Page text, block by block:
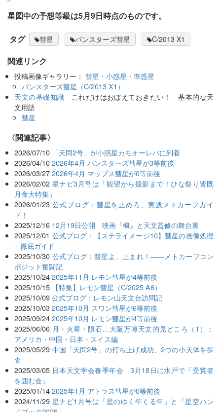
星図中の予想等級は5月9日時点のものです。
タグ 彗星 パンスターズ彗星 C/2013 X1
関連リンク
投稿画像ギャラリー：彗星・小惑星・準惑星
パンスターズ彗星（C/2013 X1）
天文の基礎知識 これだけはおぼえておきたい！ 基本的な天
文用語
彗星
関連記事
2026/07/10 「天問2号」が小惑星カモオーレバに到着
2026/04/10 2026年4月 パンスターズ彗星が3等前後
2026/03/27 2026年4月 マップス彗星が0等前後
2026/02/02 星ナビ3月号は「観望から撮影まで！ひな祭り皆既
月食大特集」
2026/01/23 公式ブログ：彗星を止めろ、実践メトカーフガイ
ド！
2025/12/16 12月19日公開 映画『楓』と天文監修の舞台裏
2025/12/01 公式ブログ：【ステライメージ10】彗星の画像処理
– 徹底ガイド
2025/10/30 公式ブログ：彗星よ、止まれ！――メトカーフコン
ポジット奮闘記
2025/10/24 2025年11月 レモン彗星が4等前後
2025/10/15 【特集】レモン彗星（C/2025 A6）
2025/10/09 公式ブログ：レモン山天文台訪問記
2025/10/03 2025年10月 スワン彗星が6等前後
2025/09/24 2025年10月 レモン彗星が4等前後
2025/06/06 月・火星・隕石…大阪万博天文的見どころ（1）：
アメリカ・中国・日本・スイス編
2025/05/29 中国「天問2号」の打ち上げ成功、2つの小天体を探
査
2025/03/05 日本天文学会春季年会 3月18日に水戸で「受賞者
を囲む会」
2025/01/14 2025年1月 アトラス彗星が0等前後
2024/11/29 星ナビ1月号は「星のゆく年くる年」と「星空ハン